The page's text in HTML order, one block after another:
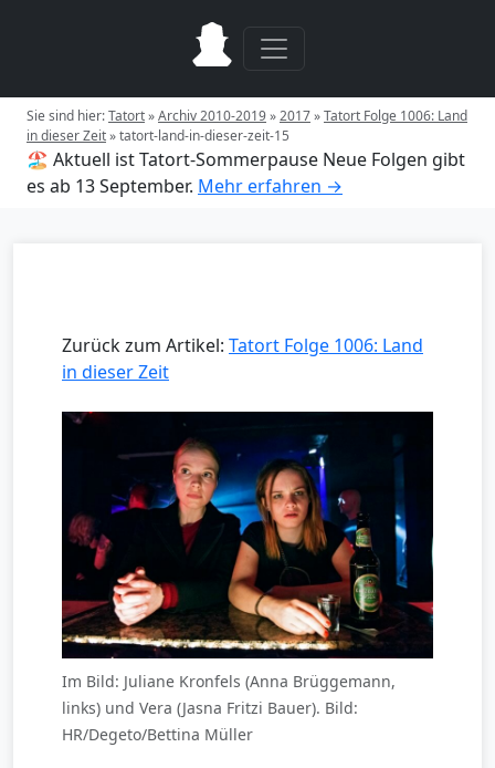
Sie sind hier:Tatort»Archiv 2010-2019»2017»Tatort Folge 1006: Land
in dieser Zeit»tatort-land-in-dieser-zeit-15
🏖️ Aktuell ist Tatort-Sommerpause Neue Folgen gibt
es ab 13 September. Mehr erfahren →
Zurück zum Artikel: Tatort Folge 1006: Land
in dieser Zeit
Im Bild: Juliane Kronfels (Anna Brüggemann,
links) und Vera (Jasna Fritzi Bauer). Bild:
HR/Degeto/Bettina Müller